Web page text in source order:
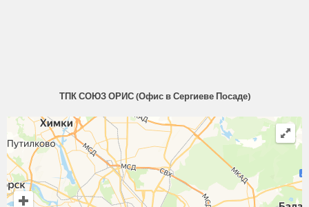
ТПК СОЮЗ ОРИС (Офис в Сергиеве Посаде)